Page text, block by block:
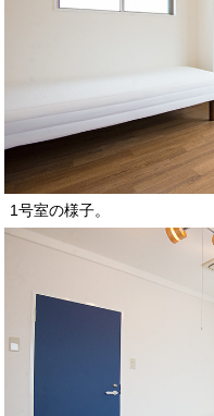
1号室の様子。